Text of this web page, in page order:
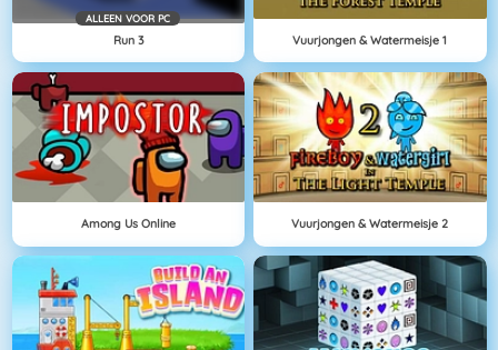
ALLEEN VOOR PC
Run 3 Vuurjongen & Watermeisje 1
Among Us Online Vuurjongen & Watermeisje 2